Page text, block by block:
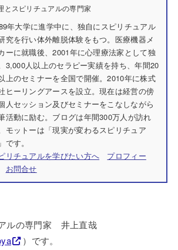
とスピリチュアルの専門家
年大学に進学中に、独自にスピリチュアル
究を行い体外離脱体験をもつ。医療機器メ
ーに就職後、2001年に心理療法家として独
3,000人以上のセラピー実績を持ち、年間20
上のセミナーを全国で開催。2010年に株式
ヒーリングアースを設立。現在は経営の傍
人セッション及びセミナーをこなしながら
活動に励む。ブログは年間300万人が訪れ
モットーは「現実が変わるスピリチュア
です。
リチュアルを学びたい方へ
プロフィー
お問合せ
ルの専門家 井上直哉
）です。